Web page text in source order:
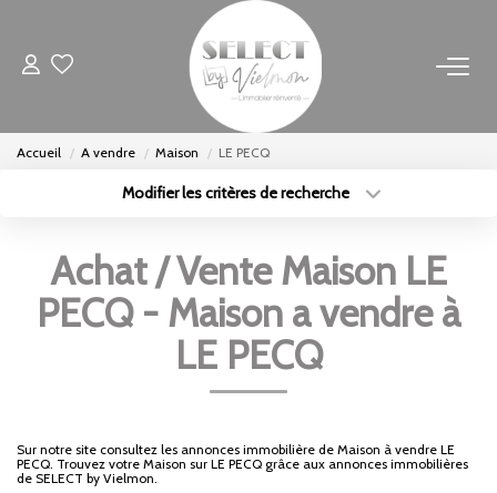
NOS BIENS
Acheter
Louer
ESTIMER
INVESTISSEURS
Accueil A vendre Maison LE PECQ
Modifier les critères de recherche
Sélectionnez...
Type de bien
Surface min
Achat / Vente Maison LE
PECQ - Maison a vendre à
LE PECQ
Sur notre site consultez les annonces immobilière de Maison à vendre LE
PECQ. Trouvez votre Maison sur LE PECQ grâce aux annonces immobilières
de SELECT by Vielmon.